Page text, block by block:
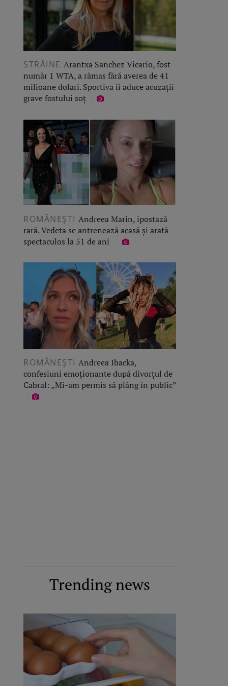
STRĂINE Arantxa Sanchez Vicario, fost
număr 1 WTA, a rămas fără averea de 41
milioane dolari. Sportiva îi aduce acuzații
grave fostului soț
ROMÂNEŞTI Andreea Marin, ipostază
rară. Vedeta se antrenează acasă și arată
spectaculos la 51 de ani
ROMÂNEŞTI Andreea Ibacka,
confesiuni emoționante după divorțul de
Cabral: „Mi-am permis să plâng în public”
Trending news